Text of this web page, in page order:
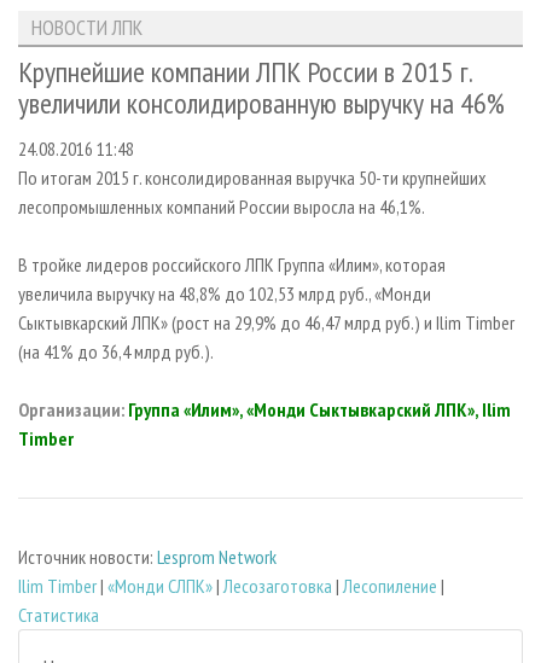
ЛЕСОЗАГОТОВКА
ЛЕСОПИЛЕНИЕ
СУШКА ДРЕВЕСИНЫ
ПРОИЗВОДСТВО ДРЕВЕСНЫХ ПЛИТ
ДЕРЕВЯННОЕ ДОМОСТРОЕНИЕ
ПРОИЗВОДСТВО МЕБЕЛИ
БИОЭНЕРГЕТИКА
ИНСТРУМЕНТ И МАТЕРИАЛЫ
НОВОСТИ ЛПК
НОВОСТИ ЖУРНАЛА
ПРОЕКТЫ ЛПИ
АНАЛИТИКА
ПРЕДПРИЯТИЯ ЛПК
ПЕРСОНЫ
МОБИЛЬНЫЕ ВЫСТАВКИ
ОФИЦИАЛЬНЫЕ ДЕЛЕГАЦИИ
ПРИОРИТЕТНЫЕ ИНВЕСТПРОЕКТЫ
RUSSIAN FORESTRY REVIEW
БИБЛИОТЕКА СПЕЦИАЛИСТА
АРХИВ ЖУРНАЛОВ
СТАТЬИ
О ЖУРНАЛЕ
ПОДПИСКА
КОНТАКТЫ
РЕКЛАМОДАТЕЛЯМ
РЕКЛАМА
РЕКЛАМА НА САЙТЕ
НОВОСТИ ЛПК
Крупнейшие компании ЛПК России в 2015 г.
увеличили консолидированную выручку на 46%
24.08.2016 11:48
По итогам 2015 г. консолидированная выручка 50-ти крупнейших
лесопромышленных компаний России выросла на 46,1%.
В тройке лидеров российского ЛПК Группа «Илим», которая
увеличила выручку на 48,8% до 102,53 млрд руб., «Монди
Сыктывкарский ЛПК» (рост на 29,9% до 46,47 млрд руб.) и Ilim Timber
(на 41% до 36,4 млрд руб.).
Организации: Группа «Илим», «Монди Сыктывкарский ЛПК», Ilim
Timber
Источник новости: Lesprom Network
Ilim Timber| «Монди СЛПК»|Лесозаготовка |Лесопиление |
Статистика